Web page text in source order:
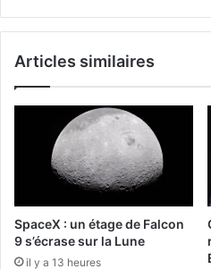
Articles similaires
SpaceX : un étage de Falcon
9 s’écrase sur la Lune
il y a 13 heures